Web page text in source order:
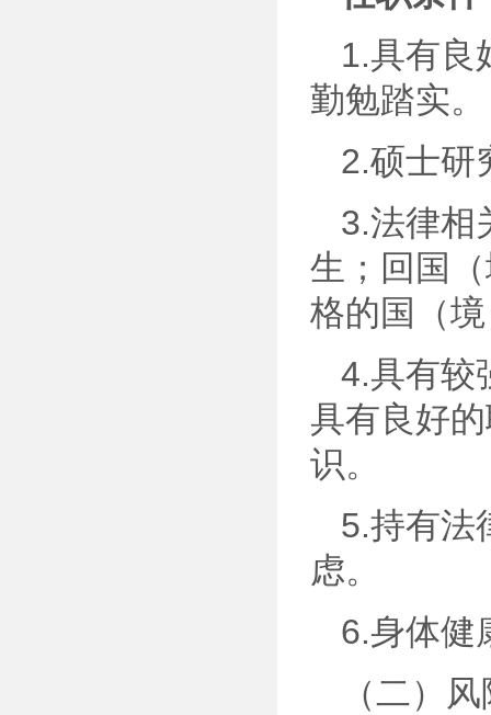
1.具有良
勤勉踏实。
2.硕士研
3.法律相
生；回国
格的国（
4.具有较
具有良好
识。
5.持有法
虑。
6.身体
（二）